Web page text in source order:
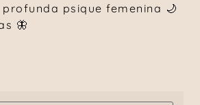
psique femenina 🌙
🦋